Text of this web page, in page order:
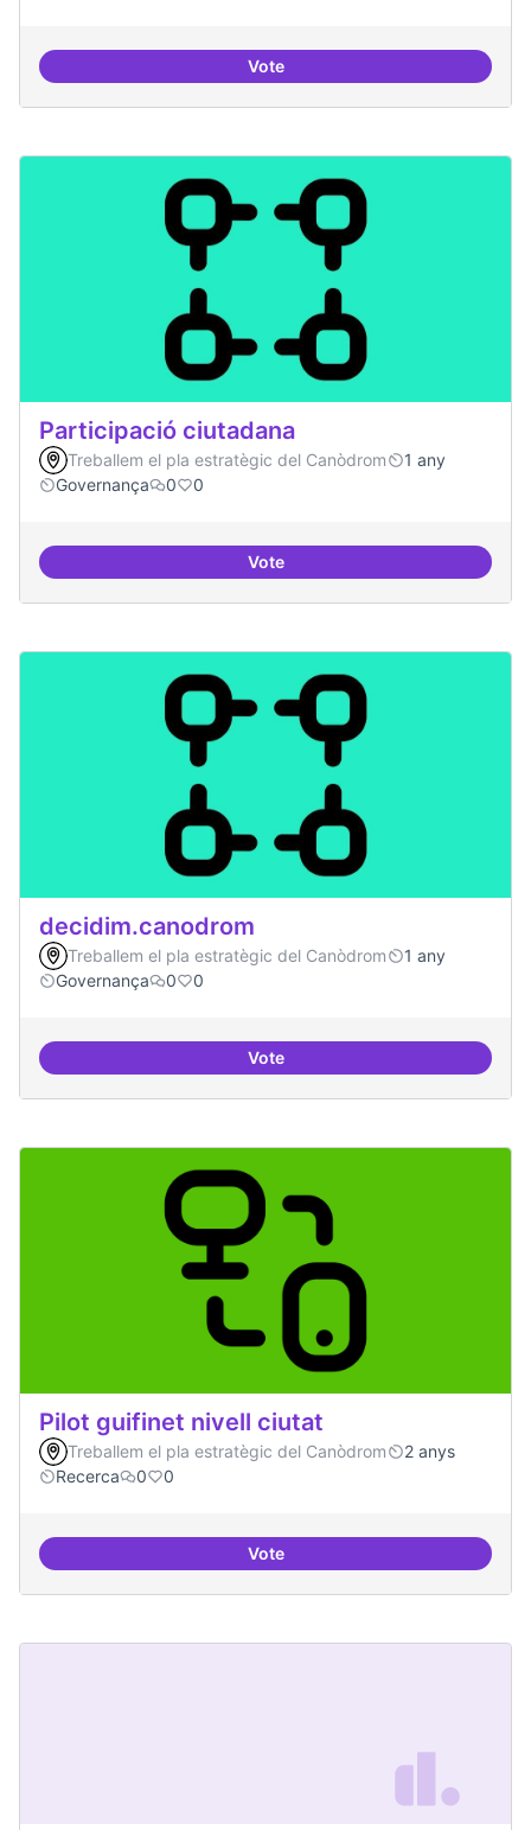
VoteProductes finalitzats i
Participació ciutadana
Treballem el pla estratègic del Canòdrom
1 any
Governança
0 0
VoteParticipació ciutadana
decidim.canodrom
Treballem el pla estratègic del Canòdrom
1 any
Governança
0 0
Votedecidim.canodrom
Pilot guifinet nivell ciutat
Treballem el pla estratègic del Canòdrom
2 anys
Recerca
0 0
VotePilot guifinet nivell ciutat